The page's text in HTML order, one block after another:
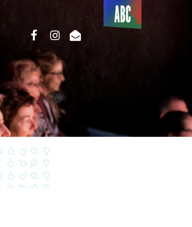
Du côté
de l’ABC
facebookinstagram
email